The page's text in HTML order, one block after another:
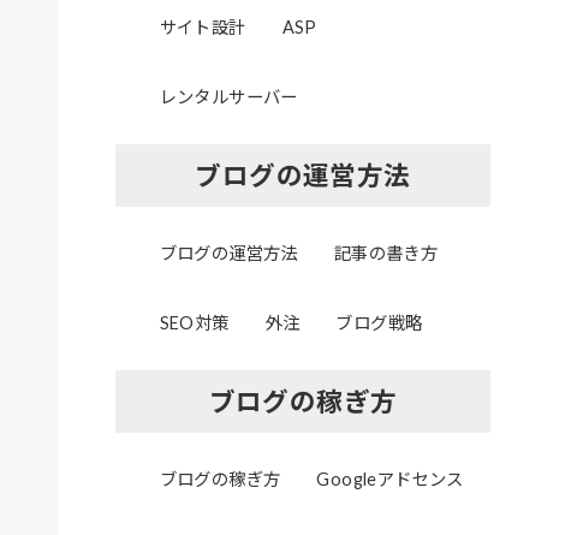
サイト設計 ASP
レンタルサーバー
ブログの運営方法
ブログの運営方法 記事の書き方
SEO対策 外注 ブログ戦略
ブログの稼ぎ方
ブログの稼ぎ方 Googleアドセンス